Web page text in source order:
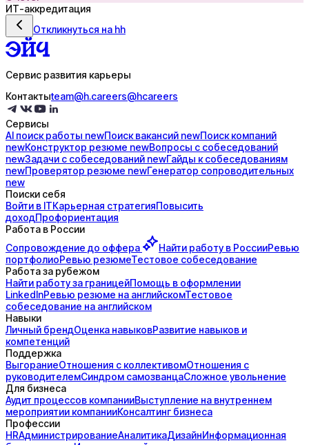
ИТ-аккредитация
Откликнуться на hh
Сервис развития карьеры
Контактыteam@h.careers@hcareers
Сервисы
AI поискработы newПоисквакансий newПоисккомпаний
newКонструктор резюме newВопросы с собеседований
newЗадачи с собеседований newГайды ксобеседованиям
newПроверятор резюме newГенератор сопроводительных
new
Поиски себя
Войти в ITКарьерная стратегияПовысить
доходПрофориентация
Работа в России
Сопровождение до оффера Найти работу в РоссииРевью
портфолиоРевью резюмеТестовое собеседование
Работа за рубежом
Найти работу за границейПомощь в оформлении
LinkedInРевью резюме на английскомТестовое
собеседование на английском
Навыки
Личный брендОценка навыковРазвитие навыков и
компетенций
Поддержка
ВыгораниеОтношения с коллективомОтношения с
руководителемСиндром самозванцаСложное увольнение
Для бизнеса
Аудит процессов компанииВыступление на внутреннем
мероприятии компанииКонсалтинг бизнеса
Профессии
HRАдминистрированиеАналитикаДизайнИнформационная